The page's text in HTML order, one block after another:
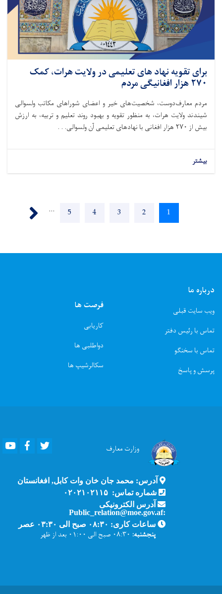
برای تقویه نهاد های تعلیمی در ولایت هرات، کمک
۲۷۰ هزار افغانیگی مردم
مردم معارف‌دوست، شخصیت‌های خیر و اعضای شوراهای مکاتب ولسوالی
شیندند ولایت هرات، به منظور تقویه و بهبود روند تعلیم و تربیه، به ارزش
بیش از ۲۷۰ هزار افغانی با نهاد‌های تعلیمی آن ولسوالی. . .
بیشتر
Current
1
Page
2
Page
3
Page
4
Page
5
…
درباره ما
ویب سایت قبلی
تماس با رئیس دفتر
تماس با سخنگو
پرسش و پاسخ
فرصت ها
کاریابی
دواطلبی ها
سکالرشیپ ها
وزارت معارف Youtube Facebook
آدرس: محمد جان خان وات کابل, افغانستان
شماره تماس: ۰۲۰۲۱۰۲۱۱۵
آدرس الکترونیکی
:Public_relation@moe.gov.af
ساعات کاری: ۰۸:۳۰ صبح الی ۰۳:۳۰ عصر
پنجشنبه: